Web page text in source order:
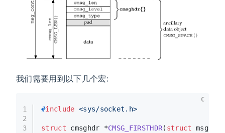
我们需要用到以下几个宏:
1
2
3
#include <sys/socket.h>
struct cmsghdr *CMSG_FIRSTHDR( struct msghdr
C